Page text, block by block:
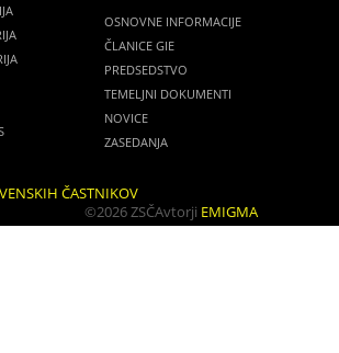
OSNOVNE INFORMACIJE
ČLANICE GIE
PREDSEDSTVO
TEMELJNI DOKUMENTI
NOVICE
ZASEDANJA
ČASTNIKOV
©2026 ZSČAvtorji EMIGMA